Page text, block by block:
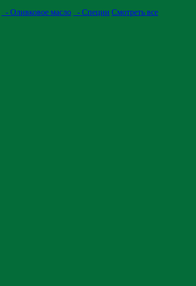
- Оливковое масло - Специи Смотреть все